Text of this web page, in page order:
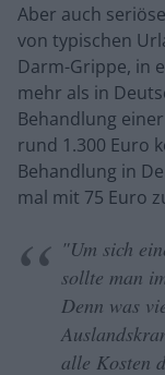
Aber auch
von typischen
Darm-Grippe, in
mehr als in
Behandlung
rund 1.300 Euro
Behandlung in
mal mit 75 Euro
"Um sich
sollte man
Denn was
alle Kosten